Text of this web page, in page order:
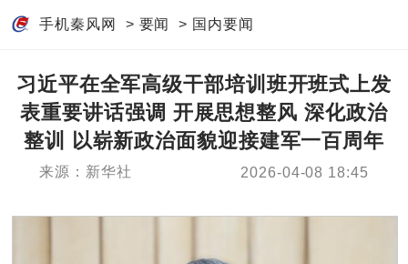
手机秦风网 > 要闻 > 国内要闻
习近平在全军高级干部培训班开班式上发
表重要讲话强调 开展思想整风 深化政治
整训 以崭新政治面貌迎接建军一百周年
来源：新华社 2026-04-08 18:45